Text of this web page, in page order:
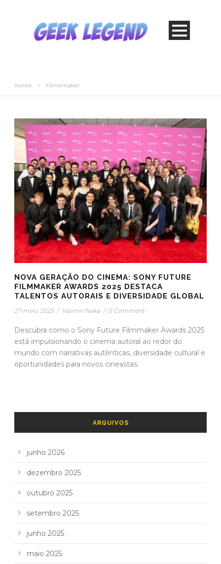
Home > Filmemaker
NOVA GERAÇÃO DO CINEMA: SONY FUTURE
FILMMAKER AWARDS 2025 DESTACA
TALENTOS AUTORAIS E DIVERSIDADE GLOBAL
27 maio 2025 / Yasmin Naka / 0 Comment
Descubra como o Sony Future Filmmaker Awards 2025
está impulsionando o cinema autoral ao redor do
mundo com narrativas autênticas, diversidade cultural e
oportunidades para novos cineastas.
ARQUIVOS
junho 2026
dezembro 2025
outubro 2025
setembro 2025
junho 2025
maio 2025